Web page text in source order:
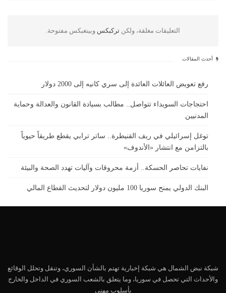
التعليقات مغلقة، ولكن تركبكس وبينغبكس مفتوحة.
أحدث المقالات
رفع تعويض العائلات العائدة إلى سري كانيه إلى 2000 دولار
احتجاجات السويداء تتواصل.. مطالب بسيادة القانون والعدالة وحماية
المدنيين
توغل إسرائيلي في ريف القنيطرة.. ساتر ترابي يقطع طريقاً حيوياً
بالتزامن مع انتشار «الأندوف»
نفايات تحاصر الحسكة.. أزمة محروقات وآليات تهدد الصحة والبيئة
البنك الدولي يمنح سوريا 100 مليون دولار لتحديث القطاع المالي
شبكة نبض الشمال هي شبكة إخبارية تهتم بالشأن السوري، وتنقل وتحلل الوقائع
والأحداث التي تحصل في سوريا، وما يتعلق بالشعب السوري في الداخل والخارج
بأسلوب مهني